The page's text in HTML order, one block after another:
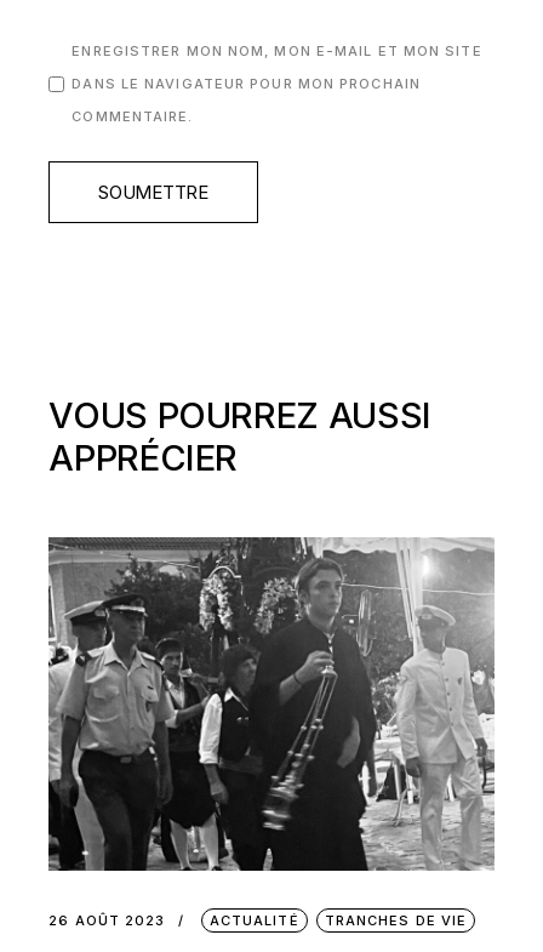
ENREGISTRER MON NOM, MON E-MAIL ET MON SITE
DANS LE NAVIGATEUR POUR MON PROCHAIN
COMMENTAIRE.
SOUMETTRE
VOUS POURREZ AUSSI
APPRÉCIER
26 AOÛT 2023 ACTUALITÉ TRANCHES DE VIE